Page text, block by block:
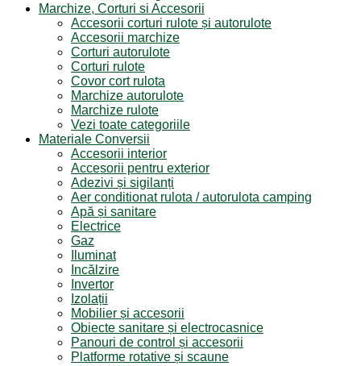
Marchize, Corturi si Accesorii
Accesorii corturi rulote și autorulote
Accesorii marchize
Corturi autorulote
Corturi rulote
Covor cort rulota
Marchize autorulote
Marchize rulote
Vezi toate categoriile
Materiale Conversii
Accesorii interior
Accesorii pentru exterior
Adezivi și sigilanți
Aer conditionat rulota / autorulota camping
Apă și sanitare
Electrice
Gaz
Iluminat
Incălzire
Invertor
Izolații
Mobilier și accesorii
Obiecte sanitare și electrocasnice
Panouri de control și accesorii
Platforme rotative și scaune